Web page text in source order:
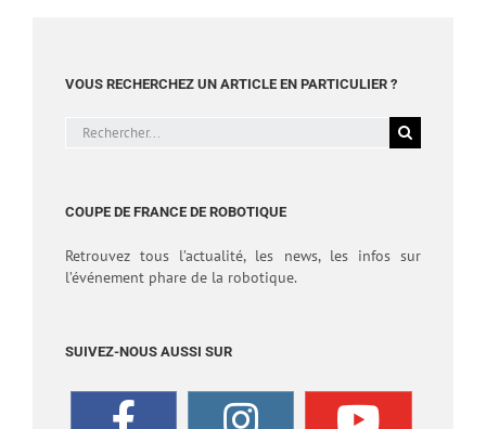
VOUS RECHERCHEZ UN ARTICLE EN PARTICULIER ?
Rechercher:
COUPE DE FRANCE DE ROBOTIQUE
Retrouvez tous l’actualité, les news, les infos sur
l’événement phare de la robotique.
SUIVEZ-NOUS AUSSI SUR